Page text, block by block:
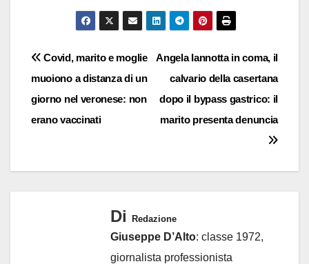
Navigazione
articoli
Angela Iannotta in coma, il
calvario della casertana
dopo il bypass gastrico: il
marito presenta denuncia
Covid, marito e moglie
muoiono a distanza di un
giorno nel veronese: non
erano vaccinati
Di Redazione
Giuseppe D’Alto: classe 1972,
giornalista professionista